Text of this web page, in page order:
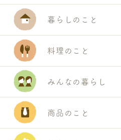
暮らしのこと
料理のこと
みんなの暮らし
商品のこと